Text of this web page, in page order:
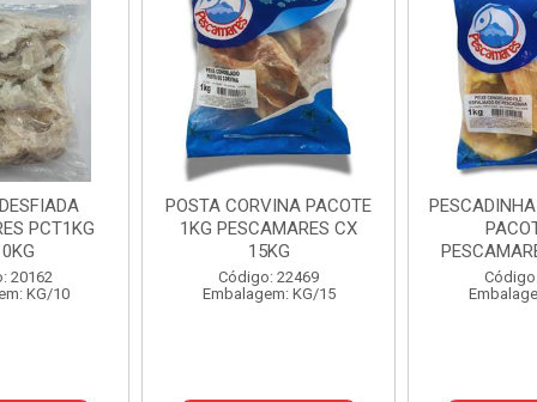
PACOTE
CX
22469
KG/15
PESCADINHA ESPALMADA
PACOTE1KG
PESCAMARES CX 15KG
Código: 22472
Embalagem: KG/15
FILE DE
PACOTE